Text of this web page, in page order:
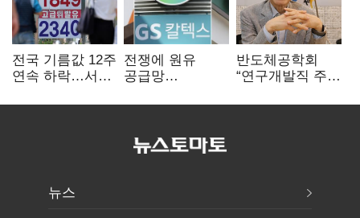
전국 기름값 12주
연속 하락…서울
전쟁에 원유
공급망
정유, 에너지안보
반도체공학회
“연구개발직 주
개선해야”
뉴스